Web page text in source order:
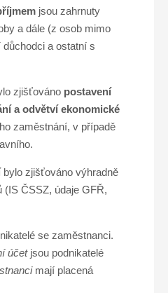
jsou zahrnuty
a dále (z osob mimo
a ostatní s
zjišťováno postavení
a odvětví ekonomické
zaměstnání, v případě
bylo zjišťováno výhradně
ČSSZ, údaje GFŘ,
se zaměstnanci.
účetjsou podnikatelé
mají placená